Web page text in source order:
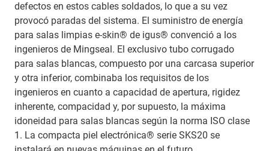
defectos en estos cables soldados, lo que a su vez
provocó paradas del sistema. El suministro de energía
para salas limpias e-skin® de igus® convenció a los
ingenieros de Mingseal. El exclusivo tubo corrugado
para salas blancas, compuesto por una carcasa superior
y otra inferior, combinaba los requisitos de los
ingenieros en cuanto a capacidad de apertura, rigidez
inherente, compacidad y, por supuesto, la máxima
idoneidad para salas blancas según la norma ISO clase
1. La compacta piel electrónica® serie SKS20 se